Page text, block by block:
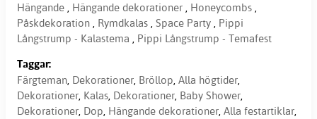
Hängande , Hängande dekorationer , Honeycombs ,
Påskdekoration , Rymdkalas , Space Party , Pippi
Långstrump - Kalastema , Pippi Långstrump - Temafest
Taggar:
Färgteman, Dekorationer, Bröllop, Alla högtider,
Dekorationer, Kalas, Dekorationer, Baby Shower,
Dekorationer, Dop, Hängande dekorationer, Alla festartiklar,